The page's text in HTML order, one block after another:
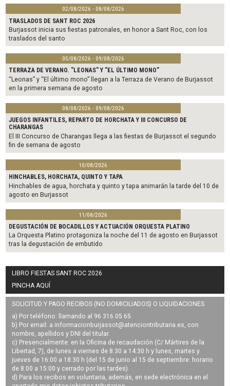
02/08/2026 - 08/08/2026
TRASLADOS DE SANT ROC 2026
Burjassot inicia sus fiestas patronales, en honor a Sant Roc, con los
traslados del santo
05/08/2026 - 09/08/2026
TERRAZA DE VERANO. "LEONAS" Y "EL ÚLTIMO MONO"
“Leonas” y “El último mono” llegan a la Terraza de Verano de Burjassot
en la primera semana de agosto
08/08/2026 - 09/08/2026
JUEGOS INFANTILES, REPARTO DE HORCHATA Y III CONCURSO DE
CHARANGAS
El III Concurso de Charangas llega a las fiestas de Burjassot el segundo
fin de semana de agosto
10/08/2026
HINCHABLES, HORCHATA, QUINTO Y TAPA
Hinchables de agua, horchata y quinto y tapa animarán la tarde del 10 de
agosto en Burjassot
11/08/2026
DEGUSTACIÓN DE BOCADILLOS Y ACTUACIÓN ORQUESTA PLATINO
La Orquesta Platino protagoniza la noche del 11 de agosto en Burjassot
tras la degustación de embutido
LIBRO FIESTAS SANT ROC 2026
PINCHA AQUÍ
SOLICITUD Y PAGO RECIBOS (NO DOMICILIADOS) O LIQUIDACIONES
a) Por teléfono: llamando al 96 316 05 65.
b) Por email: a informacionburjassot@atenciontributaria.es, con
nombre, apellidos y DNI del titular.
c) Presencialmente: en la Oficina de recaudación (C/ Mártires de la
Libertad, 7), de lunes a viernes de 8:30 a 14:30 h y lunes, martes y
jueves de 16:00 a 18:30 h (del 15 de junio al 15 de septiembre: horario
de 8:00 a 15:00 y cerrado por las tardes).
d) Para los recibos en voluntaria, además, en sede electrónica en el